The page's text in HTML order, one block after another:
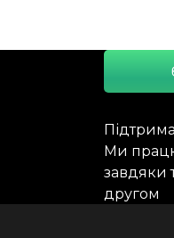
Ми
завдяки
другом